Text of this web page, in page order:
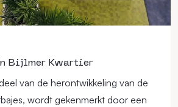
Bijlmer Kwartier
van de herontwikkeling van de
wordt gekenmerkt door een